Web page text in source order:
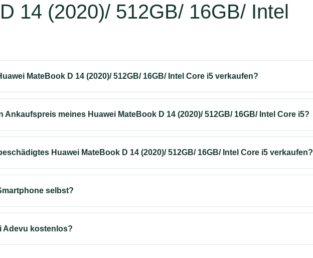
14 (2020)/ 512GB/ 16GB/ Intel
MateBook D 14 (2020)/ 512GB/ 16GB/ Intel Core i5 verkaufen?
Ankaufspreis meines Huawei MateBook D 14 (2020)/ 512GB/ 16GB/ Intel Core i5?
Huawei MateBook D 14 (2020)/ 512GB/ 16GB/ Intel Core i5 verkaufen?
selbst?
Adevu kostenlos?